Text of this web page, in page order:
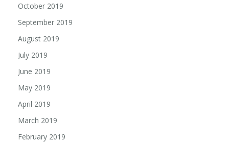
October 2019
September 2019
August 2019
July 2019
June 2019
May 2019
April 2019
March 2019
February 2019